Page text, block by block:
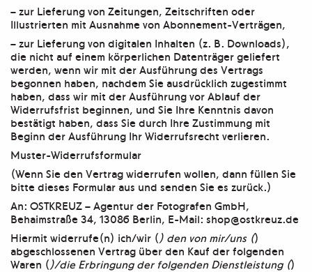
– zur Lieferung von Zeitungen, Zeitschriften oder
Illustrierten mit Ausnahme von Abonnement-Verträgen,
– zur Lieferung von digitalen Inhalten (z. B. Downloads),
die nicht auf einem körperlichen Datenträger geliefert
werden, wenn wir mit der Ausführung des Vertrags
begonnen haben, nachdem Sie ausdrücklich zugestimmt
haben, dass wir mit der Ausführung vor Ablauf der
Widerrufsfrist beginnen, und Sie Ihre Kenntnis davon
bestätigt haben, dass Sie durch Ihre Zustimmung mit
Beginn der Ausführung Ihr Widerrufsrecht verlieren.
Muster-Widerrufsformular
(Wenn Sie den Vertrag widerrufen wollen, dann füllen Sie
bitte dieses Formular aus und senden Sie es zurück.)
An: OSTKREUZ – Agentur der Fotografen GmbH,
Behaimstraße 34, 13086 Berlin, E-Mail: shop@ostkreuz.de
Hiermit widerrufe(n) ich/wir () den von mir/uns ()
abgeschlossenen Vertrag über den Kauf der folgenden
Waren ()/die Erbringung der folgenden Dienstleistung ()